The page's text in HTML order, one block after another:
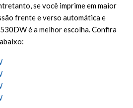
se você imprime em maior
frente e verso automática e
é a melhor escolha. Confira